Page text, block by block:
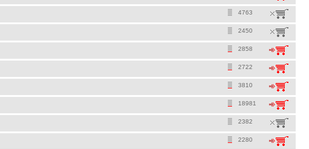
4763
2450
2858
2722
3810
18981
2382
2280